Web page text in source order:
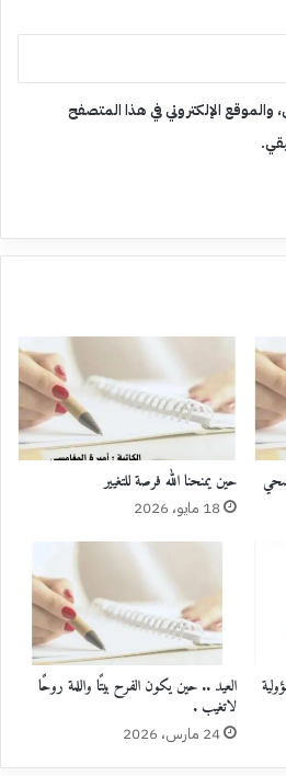
والموقع الإلكتروني في هذا المتصفح
حين يمنحنا الله فرصة للتغيير
18 مايو، 2026
العيد .. حين يكون الفرح بيتًا واللمة روحًا
لاتغيب .
24 مارس، 2026